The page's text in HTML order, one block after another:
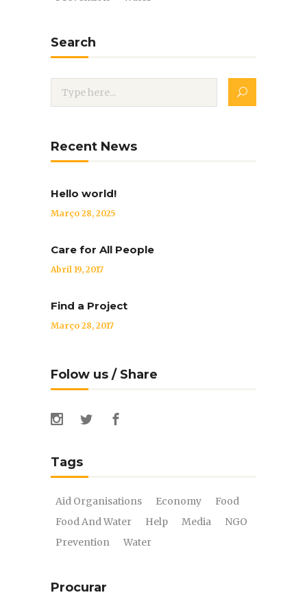
Search
Recent News
Hello world!
Março 28, 2025
Care for All People
Abril 19, 2017
Find a Project
Março 28, 2017
Folow us / Share
Tags
Aid Organisations Economy
Food
Food And Water
Help Media
NGO
Prevention
Water
Procurar